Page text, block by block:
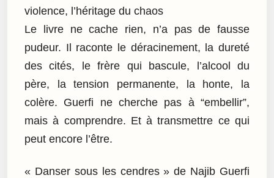
violence, l’héritage du chaos
Le livre ne cache rien, n’a pas de fausse
pudeur. Il raconte le déracinement, la dureté
des cités, le frère qui bascule, l’alcool du
père, la tension permanente, la honte, la
colère. Guerfi ne cherche pas à “embellir”,
mais à comprendre. Et à transmettre ce qui
peut encore l’être.
« Danser sous les cendres » de Najib Guerfi